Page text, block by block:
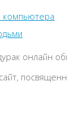
компьютера